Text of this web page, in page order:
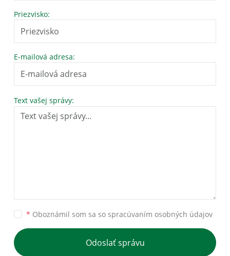
Priezvisko:
E-mailová adresa:
Text vašej správy:
* Oboznámil som sa so spracúvaním osobných údajov
Odoslať správu